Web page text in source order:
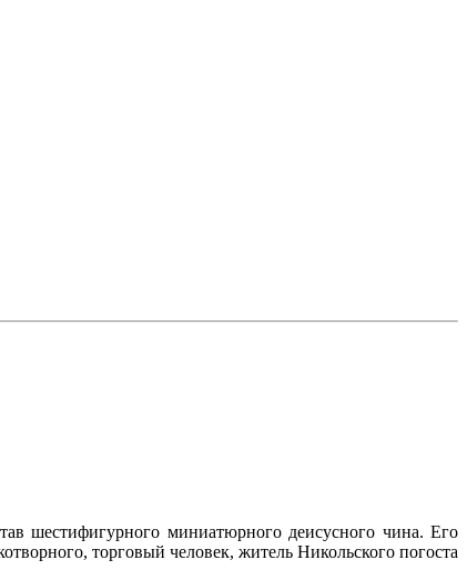
шестифигурного миниатюрного деисусного чина. Его
торговый человек, житель Никольского погоста